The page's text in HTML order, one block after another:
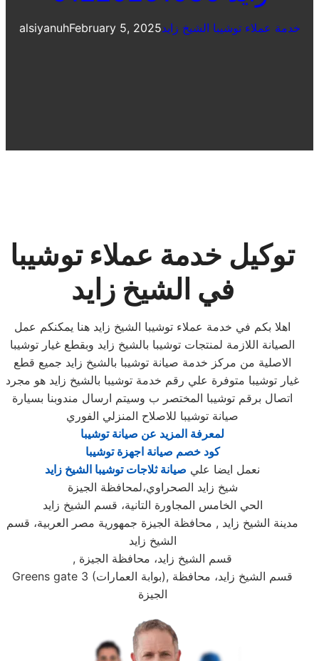
alsiyanuhFebruary 5, 2025خدمة عملاء توشيبا الشيخ زايد
توكيل خدمة عملاء توشيبا
في الشيخ زايد
اهلا بكم في خدمة عملاء توشيبا الشيخ زايد هنا يمكنكم عمل
الصيانة اللازمة لمنتجات توشيبا بالشيخ زايد وبقطع غيار توشيبا
الاصلية من مركز خدمة صيانة توشيبا بالشيخ زايد جميع قطع
غيار توشيبا متوفرة علي رقم خدمة توشيبا بالشيخ زايد هو مجرد
اتصال برقم توشيبا المختصر ب وسيتم ارسال مندوبنا بسيارة
صيانة توشيبا للاصلاح المنزلي الفوري
لمعرفة المزيد عن صيانة توشيبا
كود خصم صيانة اجهزة توشيبا
نعمل ايضا علي صيانة ثلاجات توشيبا الشيخ زايد
شيخ زايد الصحراوي،لمحافظة الجيزة
الحي الخامس المجاورة التانية، قسم الشيخ زايد
مدينة الشيخ زايد , محافظة الجيزة جمهورية مصر العربية، قسم
الشيخ زايد
, قسم الشيخ زايد، محافظة الجيزة
Greens gate 3 (بوابة العمارات), قسم الشيخ زايد، محافظة
الجيزة